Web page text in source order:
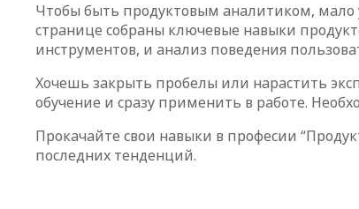
Чтобы быть продуктовым аналитиком, мало
странице собраны ключевые навыки
инструментов, и анализ поведения
Хочешь закрыть пробелы или нарастить
обучение и сразу применить в работе.
Прокачайте свои навыки в професии
последних тенденций.